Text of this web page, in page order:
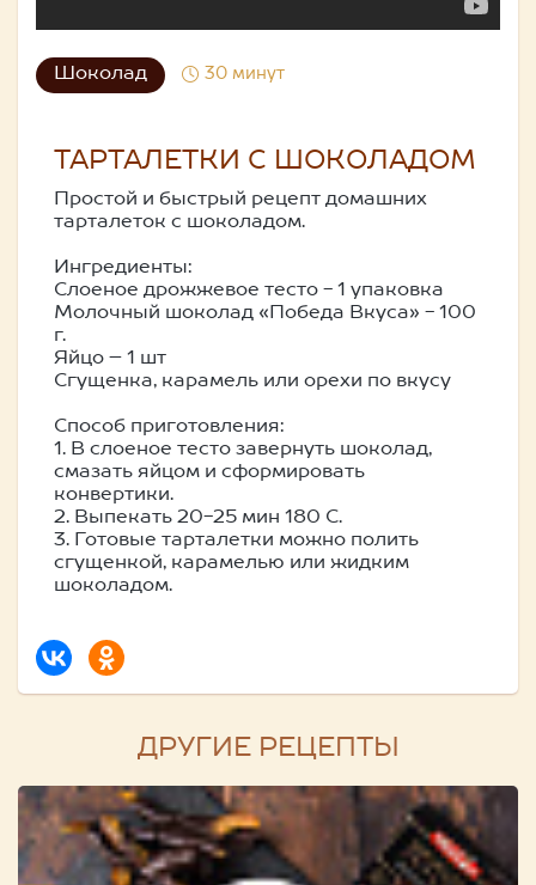
Шоколад 30 минут
ТАРТАЛЕТКИ С ШОКОЛАДОМ
Простой и быстрый рецепт домашних
тарталеток с шоколадом.
Ингредиенты:
Слоеное дрожжевое тесто - 1 упаковка
Молочный шоколад «Победа Вкуса» - 100
г.
Яйцо – 1 шт
Сгущенка, карамель или орехи по вкусу
Способ приготовления:
1. В слоеное тесто завернуть шоколад,
смазать яйцом и сформировать
конвертики.
2. Выпекать 20-25 мин 180 С.
3. Готовые тарталетки можно полить
сгущенкой, карамелью или жидким
шоколадом.
ДРУГИЕ РЕЦЕПТЫ